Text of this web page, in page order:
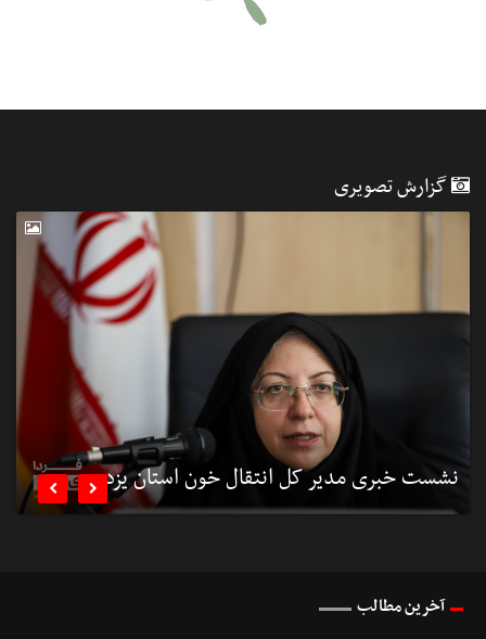
گزارش تصویری
نشست خبری مدیر کل انتقال خون استان یزد  
آخرین مطالب